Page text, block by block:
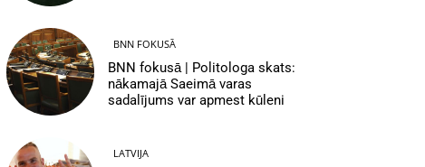
BNN FOKUSĀ
BNN fokusā | Politologa skats:
nākamajā Saeimā varas
sadalījums var apmest kūleni
LATVIJA